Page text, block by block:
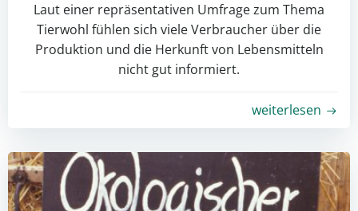
Laut einer repräsentativen Umfrage zum Thema
Tierwohl fühlen sich viele Verbraucher über die
Produktion und die Herkunft von Lebensmitteln
nicht gut informiert.
weiterlesen